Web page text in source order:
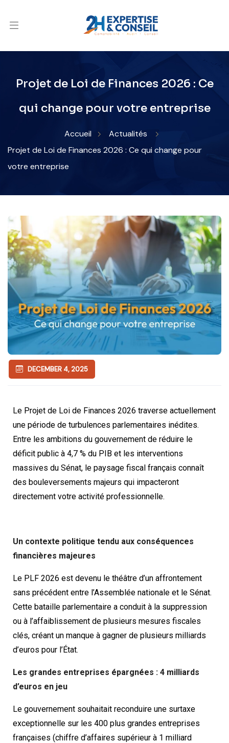
Projet de Loi de Finances 2026 : Ce
qui change pour votre entreprise
Accueil
Actualités
Projet de Loi de Finances 2026 : Ce qui change pour
votre entreprise
DECEMBER 4, 2025
Le Projet de Loi de Finances 2026 traverse actuellement
une période de turbulences parlementaires inédites.
Entre les ambitions du gouvernement de réduire le
déficit public à 4,7 % du PIB et les interventions
massives du Sénat, le paysage fiscal français connaît
des bouleversements majeurs qui impacteront
directement votre activité professionnelle.
Un contexte politique tendu aux conséquences
financières majeures
Le PLF 2026 est devenu le théâtre d’un affrontement
sans précédent entre l’Assemblée nationale et le Sénat.
Cette bataille parlementaire a conduit à la suppression
ou à l’affaiblissement de plusieurs mesures fiscales
clés, créant un manque à gagner de plusieurs milliards
d’euros pour l’État.
Les grandes entreprises épargnées : 4 milliards
d’euros en jeu
Le gouvernement souhaitait reconduire une surtaxe
exceptionnelle sur les 400 plus grandes entreprises
françaises (chiffre d’affaires supérieur à 1 milliard